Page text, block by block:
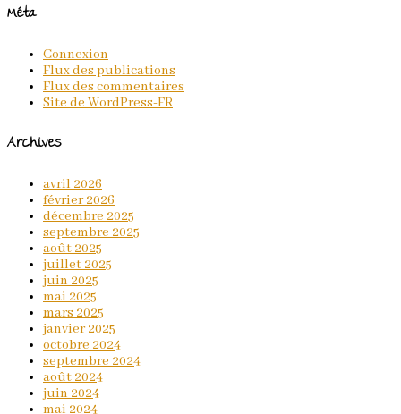
Méta
Connexion
Flux des publications
Flux des commentaires
Site de WordPress-FR
Archives
avril 2026
février 2026
décembre 2025
septembre 2025
août 2025
juillet 2025
juin 2025
mai 2025
mars 2025
janvier 2025
octobre 2024
septembre 2024
août 2024
juin 2024
mai 2024